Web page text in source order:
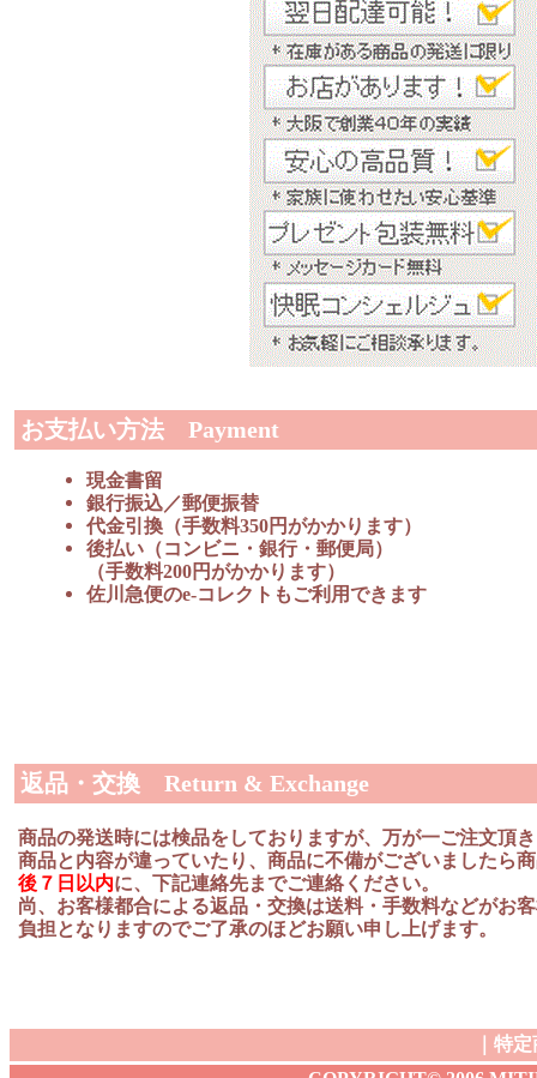
お支払い方法 Payment
現金書留
銀行振込／郵便振替
代金引換（手数料350円がかかります）
後払い（コンビニ・銀行・郵便局）
（手数料200円がかかります）
佐川急便のe-コレクトもご利用できます
返品・交換 Return & Exchange
商品の発送時には検品をしておりますが、万が一ご注文頂
商品と内容が違っていたり、商品に不備がございましたら
後７日以内に、下記連絡先までご連絡ください。
尚、お客様都合による返品・交換は送料・手数料などがお
負担となりますのでご了承のほどお願い申し上げます。
特定